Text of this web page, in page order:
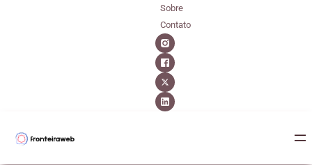
Sobre
Contato